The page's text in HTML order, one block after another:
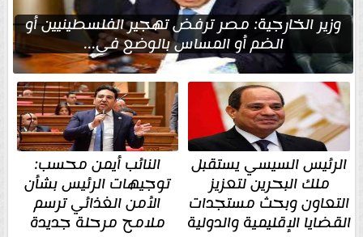
وزير الخارجية: مصر ترفض تهجير الفلسطينيين أو
الضم أو المساس بالوضع في...
الرئيس السيسي يستقبل
ملك البحرين لتعزيز
التعاون وبحث مستجدات
القضايا الإقليمية والدولية
النائب أيمن محسب:
توجيهات الرئيس بشأن
الأمن الغذائي ترسم
ملامح مرحلة جديدة